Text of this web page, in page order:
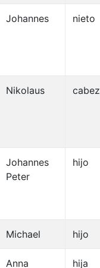
Johannes nieto
Nikolaus
Johannes
Peter
hijo
Michael hijo
Anna hija